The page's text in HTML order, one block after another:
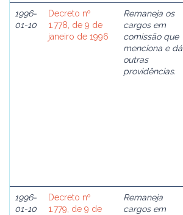
1996-
01-10
Decreto nº
1.778, de 9 de
janeiro de 1996
Remaneja os
cargos em
comissão que
menciona e dá
outras
providências.
1996-
01-10
Decreto nº
1.779, de 9 de
Remaneja
cargos em